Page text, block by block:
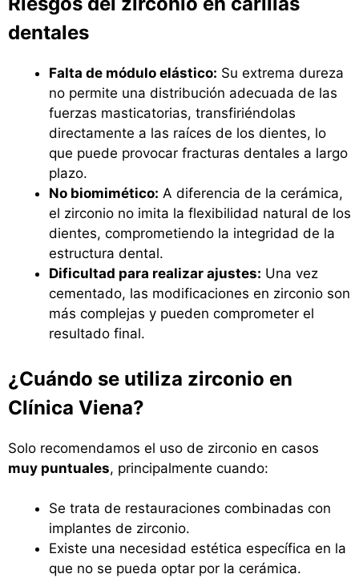
dentales
Falta de módulo elástico: Su extrema dureza
no permite una distribución adecuada de las
fuerzas masticatorias, transfiriéndolas
directamente a las raíces de los dientes, lo
que puede provocar fracturas dentales a largo
plazo.
No biomimético: A diferencia de la cerámica,
el zirconio no imita la flexibilidad natural de los
dientes, comprometiendo la integridad de la
estructura dental.
Dificultad para realizar ajustes: Una vez
cementado, las modificaciones en zirconio son
más complejas y pueden comprometer el
resultado final.
¿Cuándo se utiliza zirconio en
Clínica Viena?
Solo recomendamos el uso de zirconio en casos
muy puntuales, principalmente cuando:
Se trata de restauraciones combinadas con
implantes de zirconio.
Existe una necesidad estética específica en la
que no se pueda optar por la cerámica.